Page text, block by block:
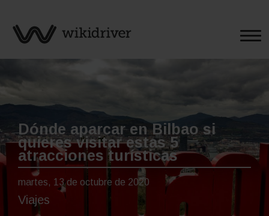
Dónde aparcar en Bilbao si
quieres visitar estas 5
atracciones turísticas
martes, 13 de octubre de 2020
Viajes